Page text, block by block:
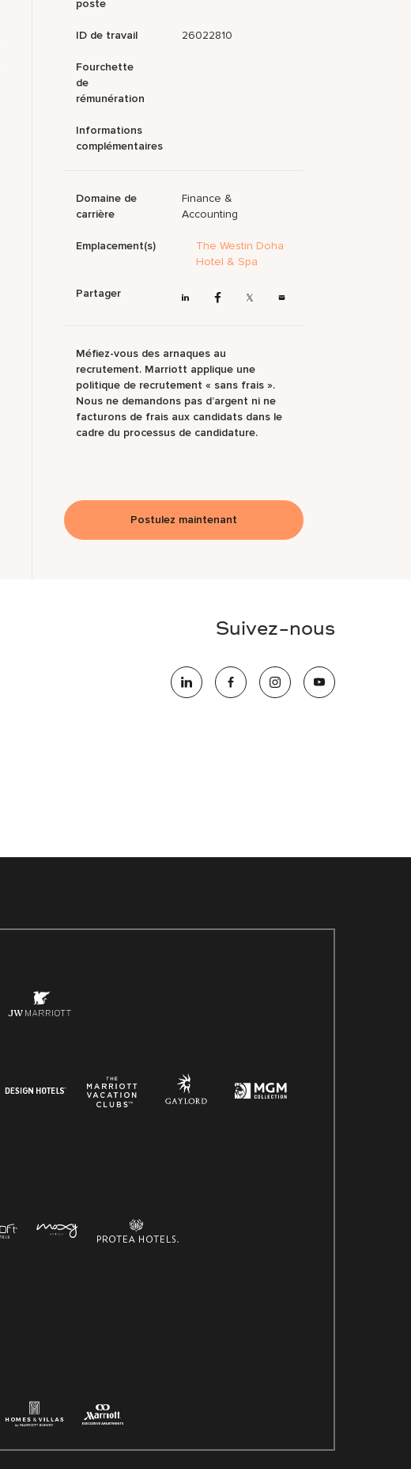
poste
ID de travail 26022810
Fourchette
de
rémunération
Informations
complémentaires
Domaine de
carrière
Finance &
Accounting
Emplacement(s)
The Westin Doha
Hotel & Spa
Partager
Méfiez-vous des arnaques au
recrutement. Marriott applique une
politique de recrutement « sans frais ».
Nous ne demandons pas d’argent ni ne
facturons de frais aux candidats dans le
cadre du processus de candidature.
Postulez maintenant
Suivez-nous